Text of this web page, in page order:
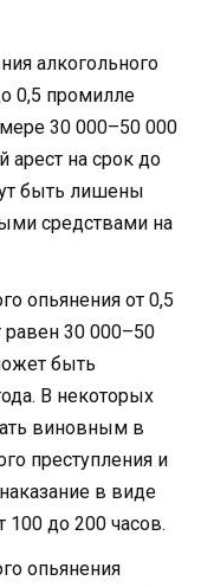
алкогольного
0,5 промилле
30 000–50 000
арест на срок до
быть лишены
средствами на
опьянения от 0,5
30 000–50
быть
В некоторых
виновным в
преступления и
в виде
100 до 200 часов.
опьянения